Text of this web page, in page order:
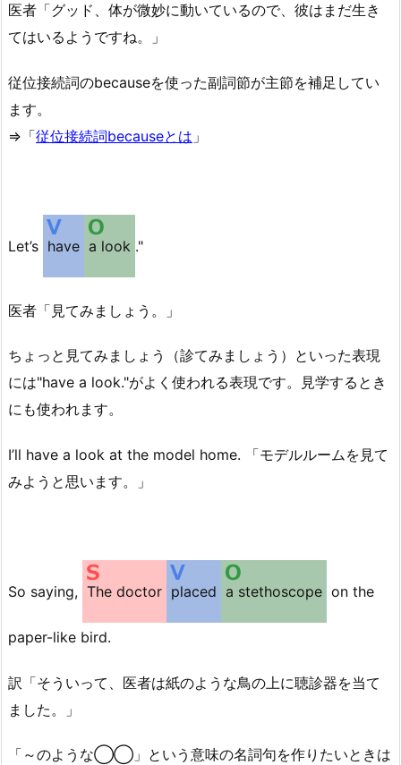
医者「グッド、体が微妙に動いているので、彼はまだ生き
てはいるようですね。」
従位接続詞のbecauseを使った副詞節が主節を補足してい
ます。
⇒「従位接続詞becauseとは 」
Let’s have a look ."
医者「見てみましょう。」
ちょっと見てみましょう（診てみましょう）といった表現
には"have a look."がよく使われる表現です。見学するとき
にも使われます。
I’ll have a look at the model home. 「モデルルームを見て
みようと思います。」
So saying, The doctor placed a stethoscope on the
paper-like bird.
訳「そういって、医者は紙のような鳥の上に聴診器を当て
ました。」
「～のような◯◯」という意味の名詞句を作りたいときは